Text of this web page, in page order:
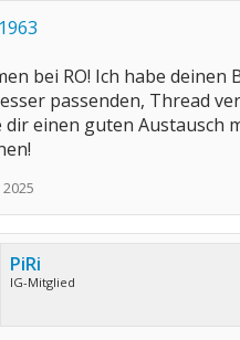
bei RO! Ich habe deinen
passenden, Thread
dir einen guten Austausch
PiRi
IG-Mitglied